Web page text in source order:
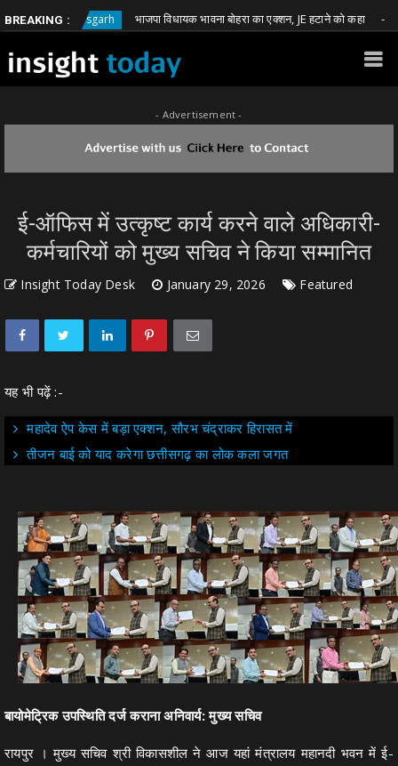
BREAKING :
Chhattisgarh भाजपा विधायक भावना बोहरा का एक्शन, JE हटाने को कहा
- Advertisement -
ई-ऑफिस में उत्कृष्ट कार्य करने वाले अधिकारी-
कर्मचारियों को मुख्य सचिव ने किया सम्मानित
Insight Today Desk January 29, 2026 Featured
यह भी पढ़ें :-
महादेव ऐप केस में बड़ा एक्शन, सौरभ चंद्राकर हिरासत में
तीजन बाई को याद करेगा छत्तीसगढ़ का लोक कला जगत
बायोमेट्रिक उपस्थिति दर्ज कराना अनिवार्य: मुख्य सचिव
रायपुर । मुख्य सचिव श्री विकासशील ने आज यहां मंत्रालय महानदी भवन में ई-